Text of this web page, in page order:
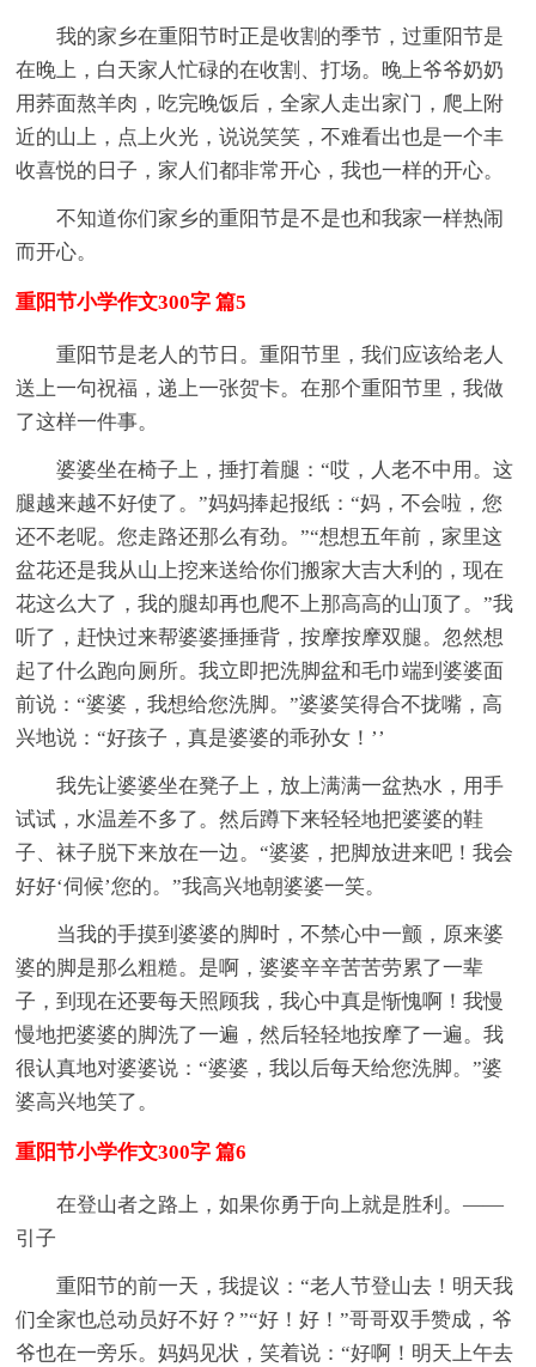
我的家乡在重阳节时正是收割的季节，过重阳节是
在晚上，白天家人忙碌的在收割、打场。晚上爷爷奶奶
用荞面熬羊肉，吃完晚饭后，全家人走出家门，爬上附
近的山上，点上火光，说说笑笑，不难看出也是一个丰
收喜悦的日子，家人们都非常开心，我也一样的开心。
不知道你们家乡的重阳节是不是也和我家一样热闹
而开心。
重阳节小学作文300字 篇5
重阳节是老人的节日。重阳节里，我们应该给老人
送上一句祝福，递上一张贺卡。在那个重阳节里，我做
了这样一件事。
婆婆坐在椅子上，捶打着腿：“哎，人老不中用。这
腿越来越不好使了。”妈妈捧起报纸：“妈，不会啦，您
还不老呢。您走路还那么有劲。”“想想五年前，家里这
盆花还是我从山上挖来送给你们搬家大吉大利的，现在
花这么大了，我的腿却再也爬不上那高高的山顶了。”我
听了，赶快过来帮婆婆捶捶背，按摩按摩双腿。忽然想
起了什么跑向厕所。我立即把洗脚盆和毛巾端到婆婆面
前说：“婆婆，我想给您洗脚。”婆婆笑得合不拢嘴，高
兴地说：“好孩子，真是婆婆的乖孙女！’’
我先让婆婆坐在凳子上，放上满满一盆热水，用手
试试，水温差不多了。然后蹲下来轻轻地把婆婆的鞋
子、袜子脱下来放在一边。“婆婆，把脚放进来吧！我会
好好‘伺候’您的。”我高兴地朝婆婆一笑。
当我的手摸到婆婆的脚时，不禁心中一颤，原来婆
婆的脚是那么粗糙。是啊，婆婆辛辛苦苦劳累了一辈
子，到现在还要每天照顾我，我心中真是惭愧啊！我慢
慢地把婆婆的脚洗了一遍，然后轻轻地按摩了一遍。我
很认真地对婆婆说：“婆婆，我以后每天给您洗脚。”婆
婆高兴地笑了。
重阳节小学作文300字 篇6
在登山者之路上，如果你勇于向上就是胜利。——
引子
重阳节的前一天，我提议：“老人节登山去！明天我
们全家也总动员好不好？”“好！好！”哥哥双手赞成，爷
爷也在一旁乐。妈妈见状，笑着说：“好啊！明天上午去